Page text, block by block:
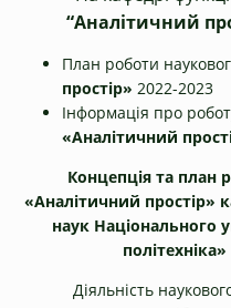
“Аналітичний
План роботи
простір» 2022-2023
Інформація про
«Аналітичний
Концепція та план
«Аналітичний простір»
наук Національного
політехніка»
Діяльність